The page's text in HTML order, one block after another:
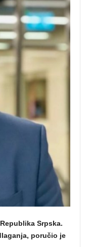
Srpska.
poručio je